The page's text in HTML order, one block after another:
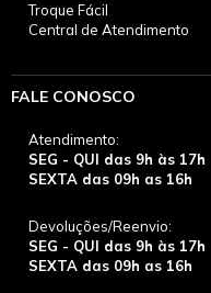
Troque Fácil
Central de Atendimento
FALE CONOSCO
Atendimento:
SEG - QUI das 9h às 17h
SEXTA das 09h as 16h
Devoluções/Reenvio:
SEG - QUI das 9h às 17h
SEXTA das 09h as 16h